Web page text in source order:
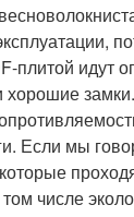
плитой идут
хорошие
Если мы
числе